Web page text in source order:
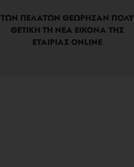
ΤΩΝ ΠΕΛΑΤΩΝ ΘΕΩΡΗΣΑΝ ΠΟΛΥ
ΘΕΤΙΚΗ ΤΗ ΝΕΑ ΕΙΚΟΝΑ ΤΗΣ
ΕΤΑΙΡΙΑΣ ONLINE